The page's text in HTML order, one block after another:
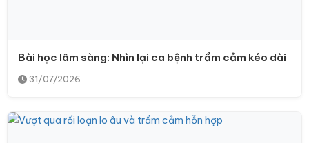
Bài học lâm sàng: Nhìn lại ca bệnh trầm cảm kéo dài
31/07/2026